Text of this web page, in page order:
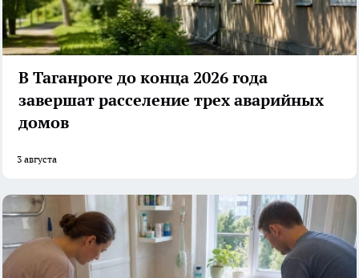
В Таганроге до конца 2026 года
завершат расселение трех аварийных
домов
3 августа